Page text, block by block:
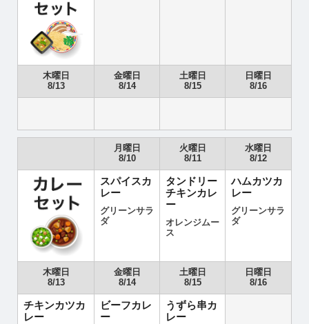
木曜日
8/13
金曜日
8/14
土曜日
8/15
日曜日
8/16
月曜日
8/10
火曜日
8/11
水曜日
8/12
スパイスカ
レー
グリーンサラ
ダ
タンドリー
チキンカレ
ー
オレンジムー
ス
ハムカツカ
レー
グリーンサラ
ダ
木曜日
8/13
金曜日
8/14
土曜日
8/15
日曜日
8/16
チキンカツカ
レー
ビーフカレ
ー
うずら串カ
レー